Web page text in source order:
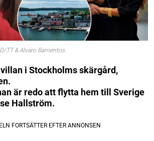
TT & Alvaro Barrientos
i Stockholms skärgård,
är redo att flytta hem till Sverige
Hallström.